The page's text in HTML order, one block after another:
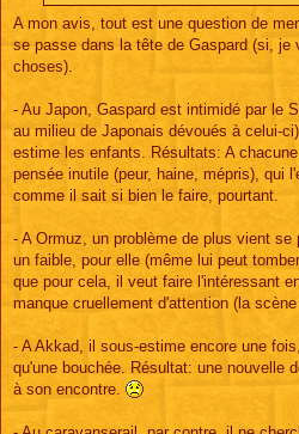
A mon avis, tout est une question de
se passe dans la tête de Gaspard (si, je
choses).
- Au Japon, Gaspard est intimidé par le
au milieu de Japonais dévoués à celui-
estime les enfants. Résultats: A
pensée inutile (peur, haine, mépris), qui
comme il sait si bien le faire, pourtant.
- A Ormuz, un problème de plus vient se
un faible, pour elle (même lui peut
que pour cela, il veut faire l'intéressant
manque cruellement d'attention (la
- A Akkad, il sous-estime encore une
qu'une bouchée. Résultat: une nouvelle
à son encontre.